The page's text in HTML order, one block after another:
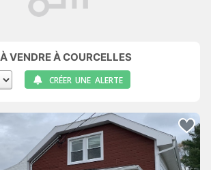
VENDRE À COURCELLES
CRÉER UNE ALERTE